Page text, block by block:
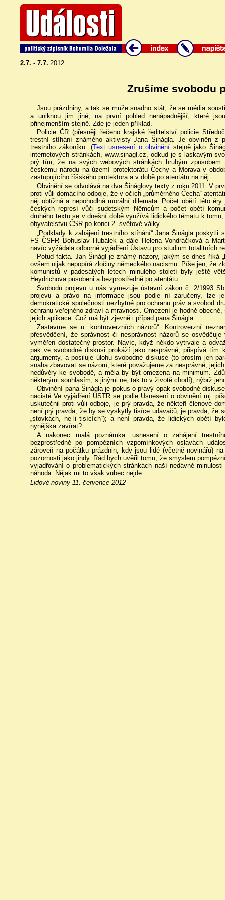
2.7. - 7.7. 2012
Zrušíme svobodu
Jsou prázdniny, a tak se může snadno stát, že se média
a uniknou jim jiné, na první pohled nenápadnější, které
přinejmenším stejně. Zde je jeden příklad.
Policie ČR (přesněji řečeno krajské ředitelství policie
trestní stíhání známého aktivisty Jana Šinágla. Je obviněn z
trestního zákoníku. (Text usnesení o obvinění stejně jako
internetových stránkách, www.sinagl.cz, odkud je s laskavým
prý tím, že na svých webových stránkách hrubým způsobem
českému národu na území protektorátu Čechy a Morava v
zastupujícího říšského protektora a v době po atentátu na něj.
Obvinění se odvolává na dva Šináglovy texty z roku 2011. V
proti vůli domácího odboje, že v očích „průměrného Čecha“
něj obtížná a nepohodlná morální dilemata. Počet obětí této
českých represí vůči sudetským Němcům a počet obětí
druhého textu se v dnešní době využívá lidického tématu k
obyvatelstvu ČSR po konci 2. světové války.
„Podklady k zahájení trestního stíhání“ Jana Šinágla
FS ČSFR Bohuslav Hubálek a dále Helena Vondráčková a
navíc vyžádala odborné vyjádření Ústavu pro studium totalitních
Potud fakta. Jan Šinágl je známý názory, jakým se dnes říká
ovšem nijak nepopírá zločiny německého nacismu. Píše jen, že
komunistů v padesátých letech minulého století byly ještě
Heydrichova působeni a bezprostředně po atentátu.
Svobodu projevu u nás vymezuje ústavní zákon č. 2/1993
projevu a právo na informace jsou podle ní zaručeny, lze
demokratické společnosti nezbytné pro ochranu práv a svobod
ochranu veřejného zdraví a mravnosti. Omezení je hodně
jejich aplikace. Což má být zjevně i případ pana Šinágla.
Zastavme se u „kontroverzních názorů“. Kontroverzní
přesvědčení, že správnost či nesprávnost názorů se
vyměřen dostatečný prostor. Navíc, když někdo vytrvale a
pak ve svobodné diskusi prokáží jako nesprávné, přispívá
argumenty, a posiluje úlohu svobodné diskuse (to prosím jen
snaha zbavovat se názorů, které považujeme za nesprávné,
nedůvěry ke svobodě, a měla by být omezena na minimum.
některými souhlasím, s jinými ne, tak to v životě chodí), nýbrž
Obvinění pana Šinágla je pokus o pravý opak svobodné
nacisté Ve vyjádření ÚSTR se podle Usnesení o obvinění mj.
uskutečnil proti vůli odboje, je prý pravda, že někteří členové
není prý pravda, že by se vyskytly tisíce udavačů, je pravda, že
„stovkách, ne-li tisících“); a není pravda, že lidických obětí
nynějška zavírat?
A nakonec malá poznámka: usnesení o zahájení
bezprostředně po pompézních vzpomínkových oslavách
zároveň na počátku prázdnin, kdy jsou lidé (včetně novinářů)
pozornosti jako jindy. Rád bych uvěřil tomu, že smyslem
vyjadřování o problematických stránkách naší nedávné
náhoda. Nějak mi to však vůbec nejde.
Lidové noviny 11. července 2012